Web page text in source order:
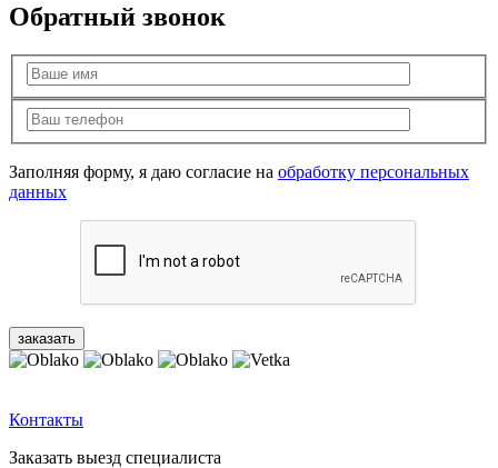
Обратный звонок
Заполняя форму, я даю согласие на обработку персональных
данных
Контакты
Заказать выезд специалиста